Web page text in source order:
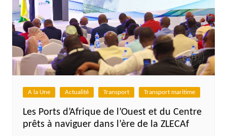
A la Une Actualité Transport Transport maritime
Les Ports d’Afrique de l’Ouest et du Centre
prêts à naviguer dans l’ère de la ZLECAf